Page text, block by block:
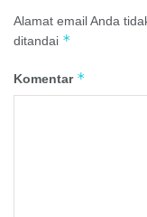
Alamat email Anda
ditandai *
Komentar *